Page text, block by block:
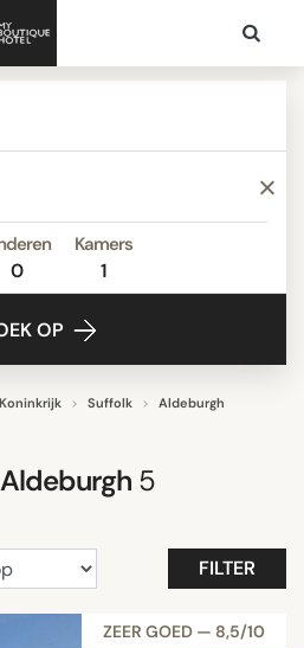
0
Kamers
1
OP
Suffolk
Aldeburgh
Aldeburgh 5
FILTER
ZOEK OP
ZEER GOED — 8,5/10